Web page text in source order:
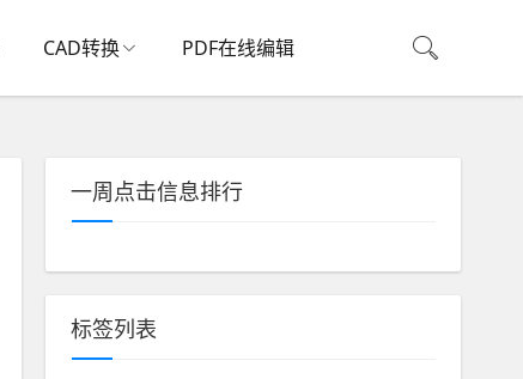
CAD转换 PDF在线编辑
一周点击信息排行
标签列表